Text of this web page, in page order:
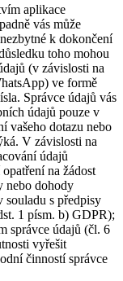
aplikace
vás může
k dokončení
toho mohou
(v závislosti na
ve formě
Správce údajů vás
údajů pouze v
vašeho dotazu nebo
V závislosti na
údajů
na žádost
nebo dohody
souladu s předpisy
1 písm. b) GDPR);
správce údajů (čl. 6
vyřešit
činností správce